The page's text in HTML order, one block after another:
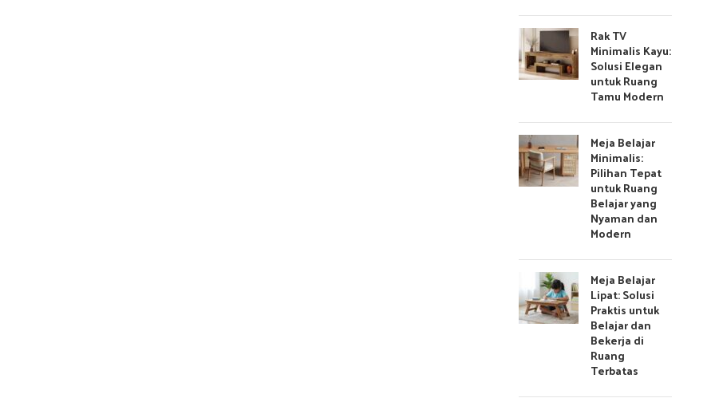
Rak TV
Minimalis Kayu:
Solusi Elegan
untuk Ruang
Tamu Modern
Meja Belajar
Minimalis:
Pilihan Tepat
untuk Ruang
Belajar yang
Nyaman dan
Modern
Meja Belajar
Lipat: Solusi
Praktis untuk
Belajar dan
Bekerja di
Ruang
Terbatas